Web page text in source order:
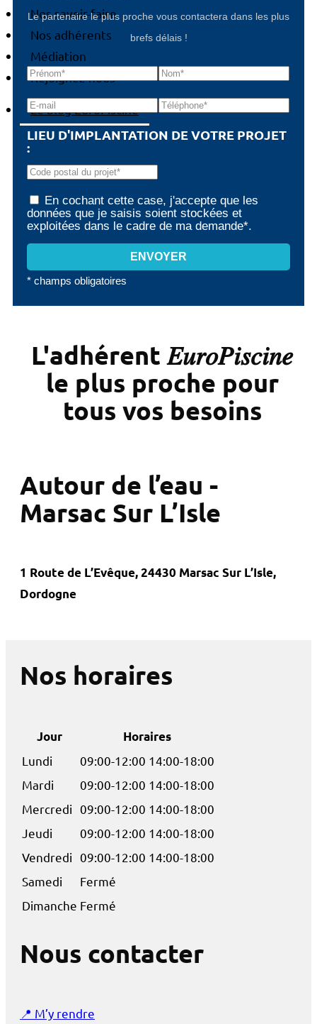
Nos savoir-faire
Nos adhérents
Médiation
Rejoignez-nous
Le blog EuroPiscine
Le partenaire le plus proche vous contactera dans les plus
brefs délais !
LIEU D'IMPLANTATION DE VOTRE PROJET
:
En cochant cette case, j'accepte que les
données que je saisis soient stockées et
exploitées dans le cadre de ma demande*.
* champs obligatoires
L'adhérent 𝐸𝑢𝑟𝑜𝑃𝑖𝑠𝑐𝑖𝑛𝑒
le plus proche pour
tous vos besoins
Autour de l’eau -
Marsac Sur L’Isle
1 Route de L’Evêque, 24430 Marsac Sur L’Isle,
Dordogne
Nos horaires
Jour
Horaires
Lundi
09:00-12:00 14:00-18:00
Mardi
09:00-12:00 14:00-18:00
Mercredi 09:00-12:00 14:00-18:00
Jeudi
09:00-12:00 14:00-18:00
Vendredi 09:00-12:00 14:00-18:00
Samedi
Fermé
Dimanche Fermé
Nous contacter
📍 M’y rendre